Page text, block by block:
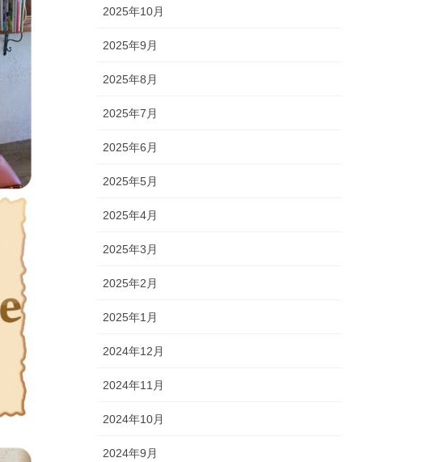
2025年10月
2025年9月
2025年8月
2025年7月
2025年6月
2025年5月
2025年4月
2025年3月
2025年2月
2025年1月
2024年12月
2024年11月
2024年10月
2024年9月